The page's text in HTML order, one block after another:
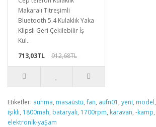
Makaralı Titreşimli
Bluetooth 5.4 Kulaklık Yaka
Klipsli Geri Çekilebilir İş
Kul..
713,03TL
912,68TL
Etiketler: auhma, masaüstü,fan, aufn01 , yeni, model,
işıklı, 1800mah, bataryalı, 1700rpm, karavan, -kamp,
elektronİk-yaŞam